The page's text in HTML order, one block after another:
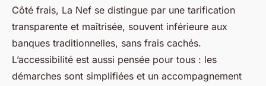
Côté frais, La Nef se distingue par une tarification
transparente et maîtrisée, souvent inférieure aux
banques traditionnelles, sans frais cachés.
L’accessibilité est aussi pensée pour tous : les
démarches sont simplifiées et un accompagnement